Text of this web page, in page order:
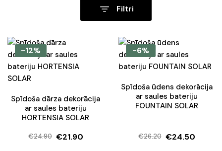
Filtri
-12%
Spīdoša dārza dekorācija
ar saules bateriju
HORTENSIA SOLAR
€24.90
Original
€21.90
Current
-6%
Spīdoša ūdens dekorācija
ar saules bateriju
FOUNTAIN SOLAR
€26.20
Original
€24.50
Current